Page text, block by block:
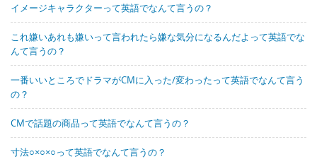
イメージキャラクターって英語でなんて言うの？
これ嫌いあれも嫌いって言われたら嫌な気分になるんだよって英語でな
んて言うの？
一番いいところでドラマがCMに入った/変わったって英語でなんて言う
の？
CMで話題の商品って英語でなんて言うの？
寸法○×○×○って英語でなんて言うの？